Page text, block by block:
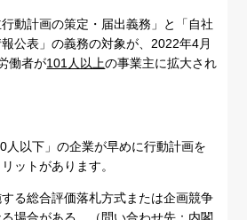
動計画の策定・届出義務」と「自社
公表」の義務の対象が、2022年4月
働者が101人以上の事業主に拡大され
人以下」の企業が早めに行動計画を
ットがあります。
る総合評価落札方式または企画競争